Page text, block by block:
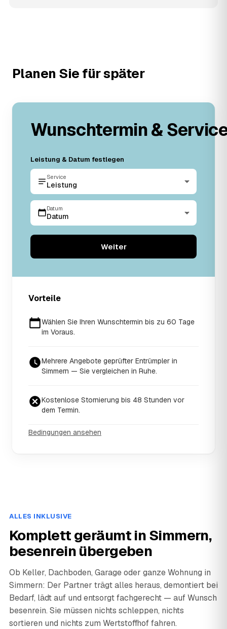
Planen Sie für später
Wunschtermin &
Leistung & Datum festlegen
Service
Leistung
Datum
Datum
Weiter
Vorteile
Wählen Sie Ihren Wunschtermin bis zu 60 Tage
im Voraus.
Mehrere Angebote geprüfter Entrümpler in
Simmern — Sie vergleichen in Ruhe.
Kostenlose Stornierung bis 48 Stunden vor
dem Termin.
Bedingungen ansehen
ALLES INKLUSIVE
Komplett geräumt in Simmern,
besenrein übergeben
Ob Keller, Dachboden, Garage oder ganze Wohnung in
Simmern: Der Partner trägt alles heraus, demontiert bei
Bedarf, lädt auf und entsorgt fachgerecht — auf Wunsch
besenrein. Sie müssen nichts schleppen, nichts
sortieren und nichts zum Wertstoffhof fahren.